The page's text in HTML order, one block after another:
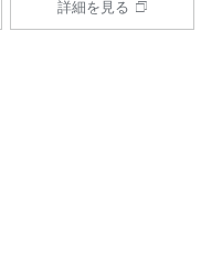
詳細を見る